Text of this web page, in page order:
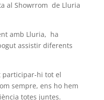
al Showrrom de Lluria
amb Lluria, ha
assistir diferents
participar-hi tot el
sempre, ens ho hem
totes juntes.